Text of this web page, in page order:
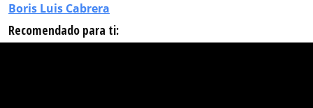
Boris Luis Cabrera
Recomendado para ti: